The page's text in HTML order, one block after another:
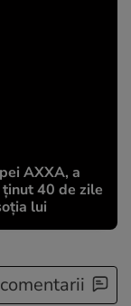
AXXA, a
40 de zile
lui